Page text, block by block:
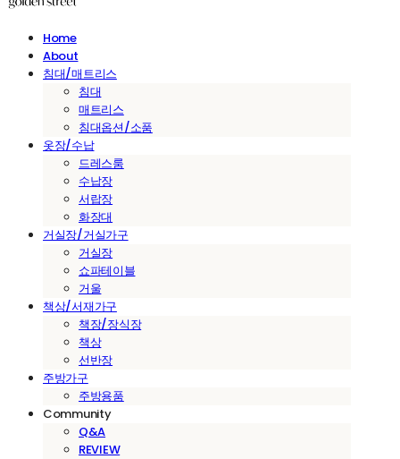
Home
About
침대/매트리스
침대
매트리스
침대옵션/소품
옷장/수납
드레스룸
수납장
서랍장
화장대
거실장/거실가구
거실장
쇼파테이블
거울
책상/서재가구
책장/장식장
책상
선반장
주방가구
주방용품
Community
Q&A
REVIEW